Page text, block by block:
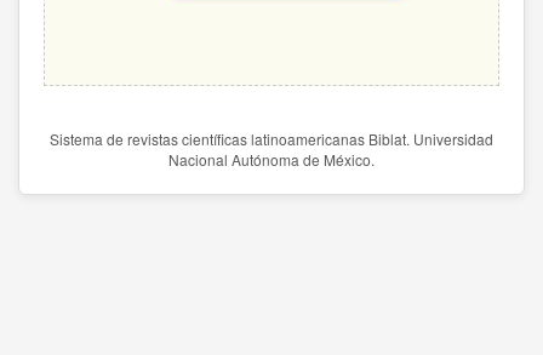
Sistema de revistas científicas latinoamericanas Biblat. Universidad
Nacional Autónoma de México.